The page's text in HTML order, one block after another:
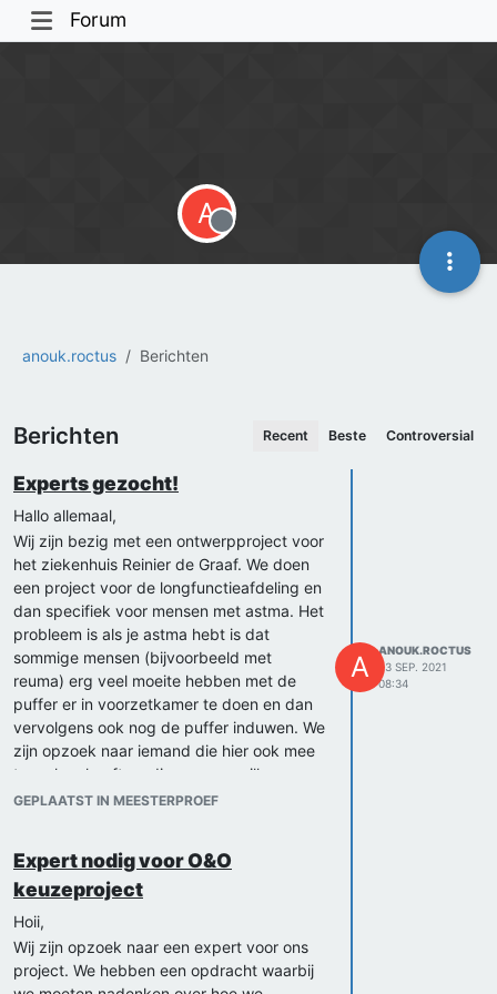
Forum
anouk.roctus Berichten
A
Offline
Berichten Recent Beste Controversial
Experts gezocht!
Hallo allemaal,
Wij zijn bezig met een ontwerpproject voor
het ziekenhuis Reinier de Graaf. We doen
een project voor de longfunctieafdeling en
dan specifiek voor mensen met astma. Het
probleem is als je astma hebt is dat
sommige mensen (bijvoorbeeld met
reuma) erg veel moeite hebben met de
puffer er in voorzetkamer te doen en dan
vervolgens ook nog de puffer induwen. We
zijn opzoek naar iemand die hier ook mee
te maken heeft en die ons zou willen
helpen met ons project!
expert? laat het ons weten.
Groetjes,
Anouk
GEPLAATST IN MEESTERPROEF
A
ANOUK.ROCTUS
23 SEP. 2021
08:34
Expert nodig voor O&O
keuzeproject
Hoii,
Wij zijn opzoek naar een expert voor ons
project. We hebben een opdracht waarbij